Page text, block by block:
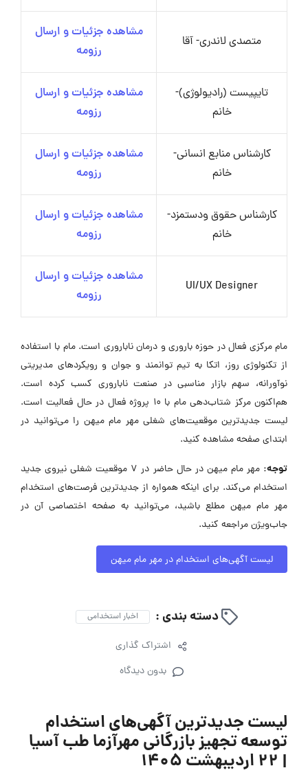
متصدی لاندری- آقا
مشاهده جزئیات و ارسال
رزومه
تایپیست (رادیولوژی)-
خانم
مشاهده جزئیات و ارسال
رزومه
کارشناس منابع انسانی-
خانم
مشاهده جزئیات و ارسال
رزومه
کارشناس حقوق ودستمزد-
خانم
مشاهده جزئیات و ارسال
رزومه
UI/UX Designer
مشاهده جزئیات و ارسال
رزومه
مام مرکزی فعال در حوزه باروری و درمان ناباروری است. مام با استفاده
از تکنولوژی روز، اتکا به تیم توانمند و جوان و رویکردهای مدیریتی
نوآورانه، سهم بازار مناسبی در صنعت ناباروری کسب کرده است.
هم‌اکنون مرکز شتاب‌دهی مام با 10 پروژه فعال در حال فعالیت است.
لیست جدیدترین موقعیت‌های شغلی مهر مام میهن را می‌توانید در
ابتدای صفحه مشاهده کنید.
توجه:
مهر مام میهن در حال حاضر در ۷ موقعیت شغلی نیروی جدید
استخدام می‌کند. برای اینکه همواره از جدیدترین فرصت‌های استخدام
مهر مام میهن مطلع باشید، می‌توانید به صفحه اختصاصی آن در
جاب‌ویژن مراجعه کنید.
لیست آگهی‌های استخدام در مهر مام میهن
دسته بندی : اخبار استخدامی
اشتراک گذاری
بدون دیدگاه
لیست جدیدترین آگهی‌های استخدام
توسعه تجهیز بازرگانی مهرآزما طب آسیا
| ۲۲ اردیبهشت ۱۴۰۵